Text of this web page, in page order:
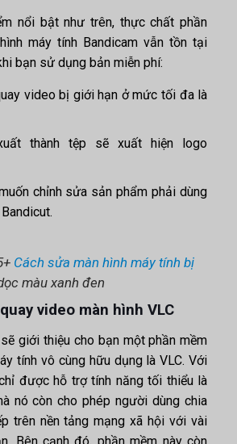
nổi bật như trên, thực chấtphần
máy tính Bandicam vẫn tồn tại
bạn sử dụng bản miễn phí:
video bị giới hạn ở mức tối đa là
thành tệp sẽ xuất hiện logo
chỉnh sửa sản phẩm phải dùng
Cách sửa màn hình máy tính bị
màu xanh đen
video màn hình VLC
sẽ giới thiệu cho bạn mộtphần mềm
tínhvô cùng hữu dụng là VLC. Với
được hỗ trợ tính năng tối thiểu là
nó còn cho phép người dùng chia
trên nền tảng mạng xã hội với vài
Bên cạnh đó, phần mềm này còn